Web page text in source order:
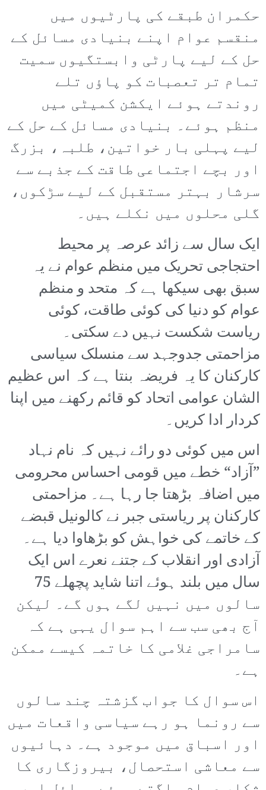
حکمران طبقے کی پارٹیوں میں
منقسم عوام اپنے بنیادی مسائل کے
حل کے لیے پارٹی وابستگیوں سمیت
تمام تر تعصبات کو پاؤں تلے
روندتے ہوئے ایکشن کمیٹی میں
منظم ہوئے۔ بنیادی مسائل کے حل کے
لیے پہلی بار خواتین، طلبہ، بزرگ
اور بچے اجتماعی طاقت کے جذبے سے
سرشار بہتر مستقبل کے لیے سڑکوں،
گلی محلوں میں نکلے ہیں۔
ایک سال سے زائد عرصہ پر محیط
احتجاجی تحریک میں منظم عوام نے یہ
سبق بھی سیکھا ہے کہ متحد و منظم
عوام کو دنیا کی کوئی طاقت، کوئی
ریاست شکست نہیں دے سکتی۔
مزاحمتی جدوجہد سے منسلک سیاسی
کارکنان کا یہ فریضہ بنتا ہے کہ اس عظیم
الشان عوامی اتحاد کو قائم رکھنے میں اپنا
کردار ادا کریں۔
اس میں کوئی دو رائے نہیں کہ نام نہاد
”آزاد“ خطے میں قومی احساس محرومی
میں اضافہ بڑھتا جا رہا ہے۔ مزاحمتی
کارکنان پر ریاستی جبر نے کالونیل قبضے
کے خاتمے کی خواہش کو بڑھاوا دیا ہے۔
آزادی اور انقلاب کے جتنے نعرے اس ایک
سال میں بلند ہوئے اتنا شاید پچھلے 75
سالوں میں نہیں لگے ہوں گے۔ لیکن
آج بھی سب سے اہم سوال یہی ہے کہ
سامراجی غلامی کا خاتمہ کیسے ممکن
ہے۔
اس سوال کا جواب گزشتہ چند سالوں
سے رونما ہو رہے سیاسی واقعات میں
اور اسباق میں موجود ہے۔ دہائیوں
سے معاشی استحصال، بیروزگاری کا